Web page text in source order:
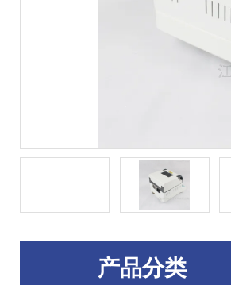
产品分类